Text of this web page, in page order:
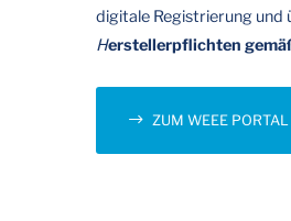
digitale Registrierung und
Herstellerpflichten
ZUM WEEE PORTAL